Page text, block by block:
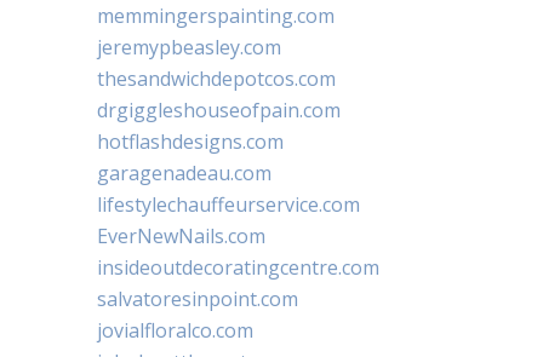
memmingerspainting.com
jeremypbeasley.com
thesandwichdepotcos.com
drgiggleshouseofpain.com
hotflashdesigns.com
garagenadeau.com
lifestylechauffeurservice.com
EverNewNails.com
insideoutdecoratingcentre.com
salvatoresinpoint.com
jovialfloralco.com